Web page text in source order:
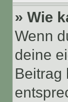
» Wie
Wenn
deine
Beitrag